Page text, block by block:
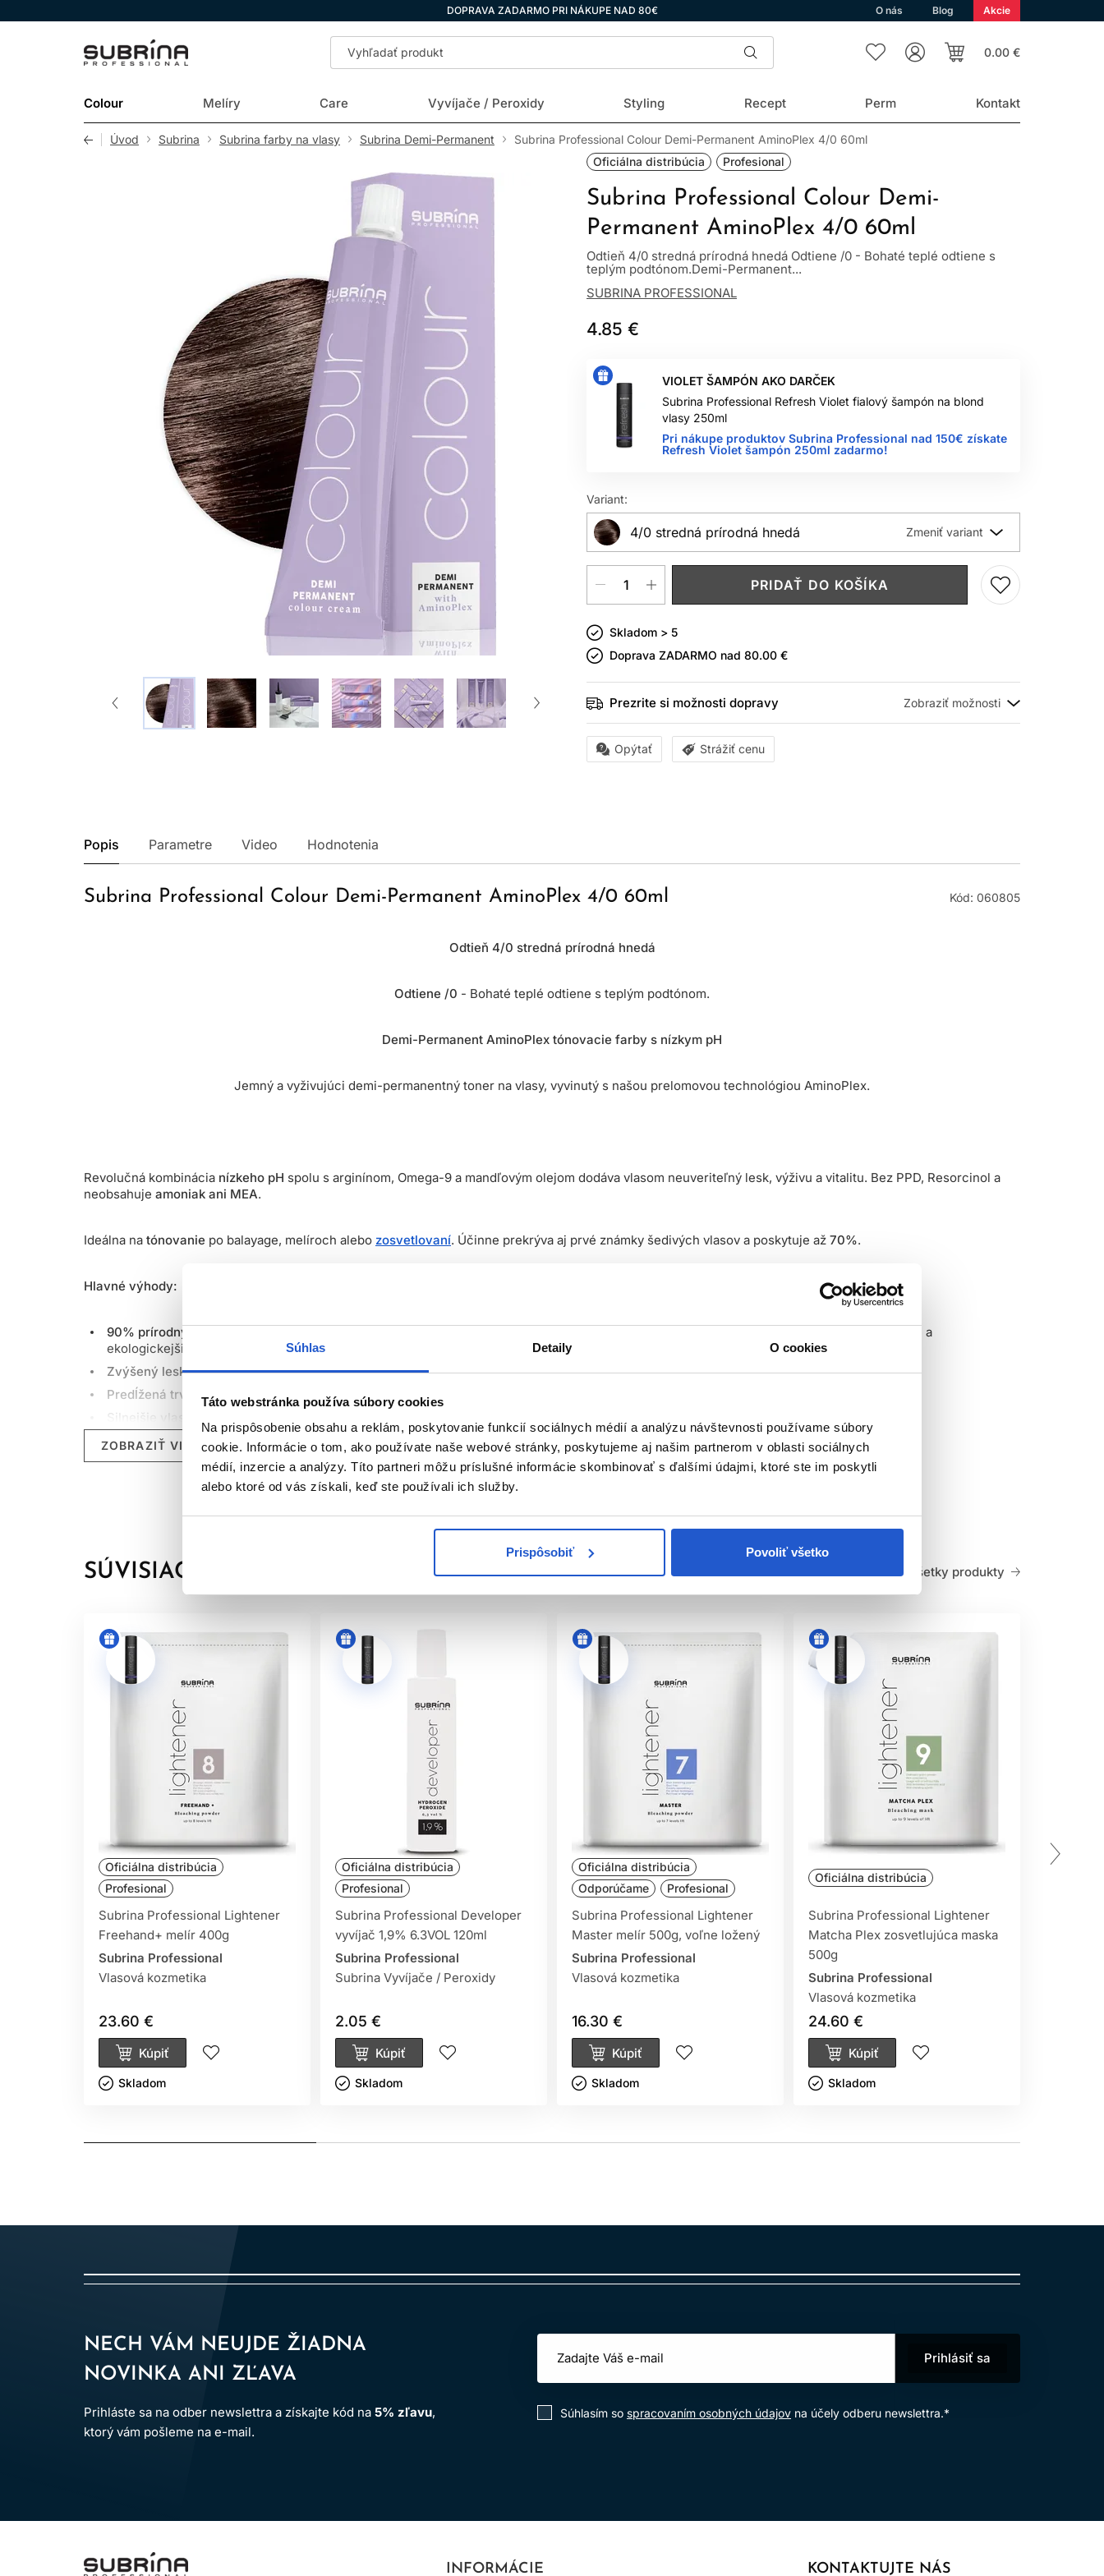
Súhlas Detaily O cookies
Táto webstránka používa súbory cookies
Na prispôsobenie obsahu a reklám, poskytovanie funkcií sociálnych médií a analýzu návštevnosti používame súbory
cookie. Informácie o tom, ako používate naše webové stránky, poskytujeme aj našim partnerom v oblasti sociálnych
médií, inzercie a analýzy. Títo partneri môžu príslušné informácie skombinovať s ďalšími údajmi, ktoré ste im poskytli
alebo ktoré od vás získali, keď ste používali ich služby.
Prispôsobiť Povoliť všetko
DOPRAVA ZADARMO PRI NÁKUPE NAD 80€ O nás Blog Akcie
LOMAX 0.00 €
Colour Melíry Care Vyvíjače / Peroxidy Styling Recept Perm Kontakt
Úvod Subrina Subrina farby na vlasy Subrina Demi-Permanent
Subrina Professional Colour Demi-Permanent AminoPlex 4/0 60ml
Oficiálna distribúcia
Profesional
Subrina Professional Colour Demi-
Permanent AminoPlex 4/0 60ml
Odtieň 4/0 stredná prírodná hnedá Odtiene /0 - Bohaté teplé odtiene s
teplým podtónom.Demi-Permanent...
SUBRINA PROFESSIONAL
4.85 €
VIOLET ŠAMPÓN AKO DARČEK
Subrina Professional Refresh Violet fialový šampón na blond
vlasy 250ml
Pri nákupe produktov Subrina Professional nad 150€ získate
Refresh Violet šampón 250ml zadarmo!
Variant:
4/0 stredná prírodná hnedá
PRIDAŤ DO KOŠÍKA
Skladom > 5
Doprava ZADARMO nad 80.00 €
Prezrite si možnosti dopravy
Opýtať Strážiť cenu
Popis Parametre Video Hodnotenia
Subrina Professional Colour Demi-Permanent AminoPlex 4/0 60ml Kód: 060805
Odtieň 4/0 stredná prírodná hnedá
Odtiene /0 - Bohaté teplé odtiene s teplým podtónom.
Demi-Permanent AminoPlex tónovacie farby s nízkym pH
Jemný a vyživujúci demi-permanentný toner na vlasy, vyvinutý s našou prelomovou technológiou AminoPlex.
Revolučná kombinácia nízkeho pH spolu s arginínom, Omega-9 a mandľovým olejom dodáva vlasom neuveriteľný lesk, výživu a vitalitu. Bez PPD, Resorcinol a
neobsahuje amoniak ani MEA.
Ideálna na tónovanie po balayage, melíroch alebo zosvetlovaní. Účinne prekrýva aj prvé známky šedivých vlasov a poskytuje až 70%.
Hlavné výhody:
90% prírodných zložiek
- Naše receptúry farieb na vlasy sú vyvinuté s 90% prírodnými zložkami, čo odráža náš záväzok k prirodzenejšiemu a
ekologickejšiemu prístupu k
starostlivosti o vlasy
Zvýšený lesk- 100% úspech v dosiahnutí lesku*, vďaka čomu vlasy vyzerajú žiarivejšie a zdravšie.
Predĺžená trvácnosť
- O 20 % dlhšia trvácnosť farby v porovnaní s farbou na vlasy bez AminoPlex**.
Silnejšie vlasy
Technológia Liquid Crystal
- Tekuté kryštály, špeciálny systém ukladania pigmentov, vďaka ktorému je farbiaca zmes stabilnejšia, intenzívnejšia a
- Technológia, ktorá znižuje ľudské vnímanie zápachu a nahrádza ho príjemnou vôňou.
receptúram ohľaduplným k životnému prostrediu.
Použitie Subrina Professional Demi-Permanent tonerov s nízkym pH
Pomer miešania -1 časť toneru : 2 častiam Subrina Professional vyvíjaču (Napríklad 50g toneru + 100g vyvíjaču)
Použitie vyvíjaču - Vždy používajte Subrina Professional vyví
ZOBRAZIŤ VIAC
SÚVISIACE PRODUKTY Všetky produkty
Oficiálna distribúcia
Profesional
Subrina Professional Lightener
Freehand+ melír 400g
Subrina Professional
Vlasová kozmetika
23.60 €
Kúpiť
Skladom ㅤ
Oficiálna distribúcia
Profesional
Subrina Professional Developer
vyvíjač 1,9% 6.3VOL 120ml
Subrina Professional
Subrina Vyvíjače / Peroxidy
2.05 €
Kúpiť
Skladom ㅤ
Oficiálna distribúcia
Odporúčame
Profesional
Subrina Professional Lightener
Master melír 500g, voľne ložený
Subrina Professional
Vlasová kozmetika
16.30 €
Kúpiť
Skladom ㅤ
Oficiálna distribúcia
Subrina Professional Lightener
Matcha Plex zosvetlujúca maska
500g
Subrina Professional
Vlasová kozmetika
24.60 €
Kúpiť
Skladom ㅤ
NECH VÁM NEUJDE ŽIADNA
NOVINKA ANI ZĽAVA
Prihláste sa na odber newslettra a získajte kód na 5% zľavu,
ktorý vám pošleme na e-mail.
Prihlásiť sa
Súhlasím so spracovaním osobných údajov na účely odberu newslettra.*
LOMAX
KONTAKTUJTE NÁS
INFORMÁCIE